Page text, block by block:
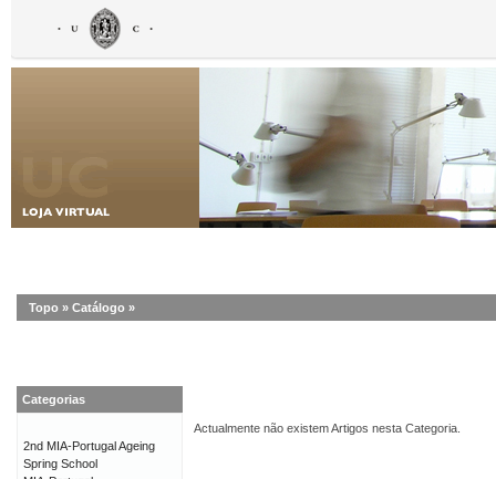
Topo » Catálogo »
Actualmente não existem Artigos nesta Categoria.
Categorias
2nd MIA-Portugal Ageing
Spring School